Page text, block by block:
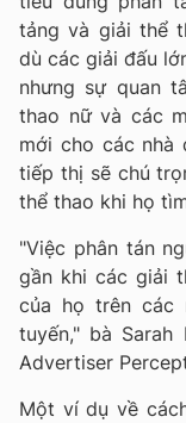
tảng và giải thể
dù các giải đấu
nhưng sự quan
thao nữ và các
mới cho các nhà
tiếp thị sẽ chú
thể thao khi họ
"Việc phân tán
gần khi các giải
của họ trên các
tuyến," bà
Advertiser
Một ví dụ về